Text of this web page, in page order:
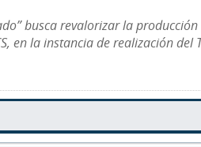
busca revalorizar la
en la instancia de realización del